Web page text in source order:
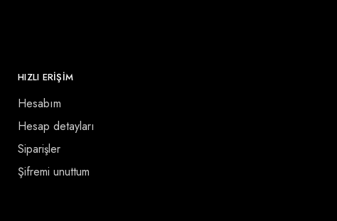
HIZLI ERİŞİM
Hesabım
Hesap detayları
Siparişler
Şifremi unuttum